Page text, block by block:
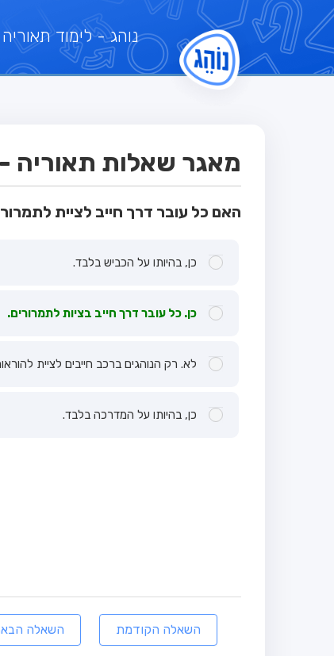
נוהג- לימוד תאוריה
מאגר שאלות תאוריה -
האם כל עובר דרך חייב לציית
כן, בהיותו על הכביש בלבד.
כן. כל עובר דרך חייב בציות לתמרורים.
לא. רק הנוהגים ברכב חייבים לציית
כן, בהיותו על המדרכה בלבד.
השאלה הקודמת השאלה